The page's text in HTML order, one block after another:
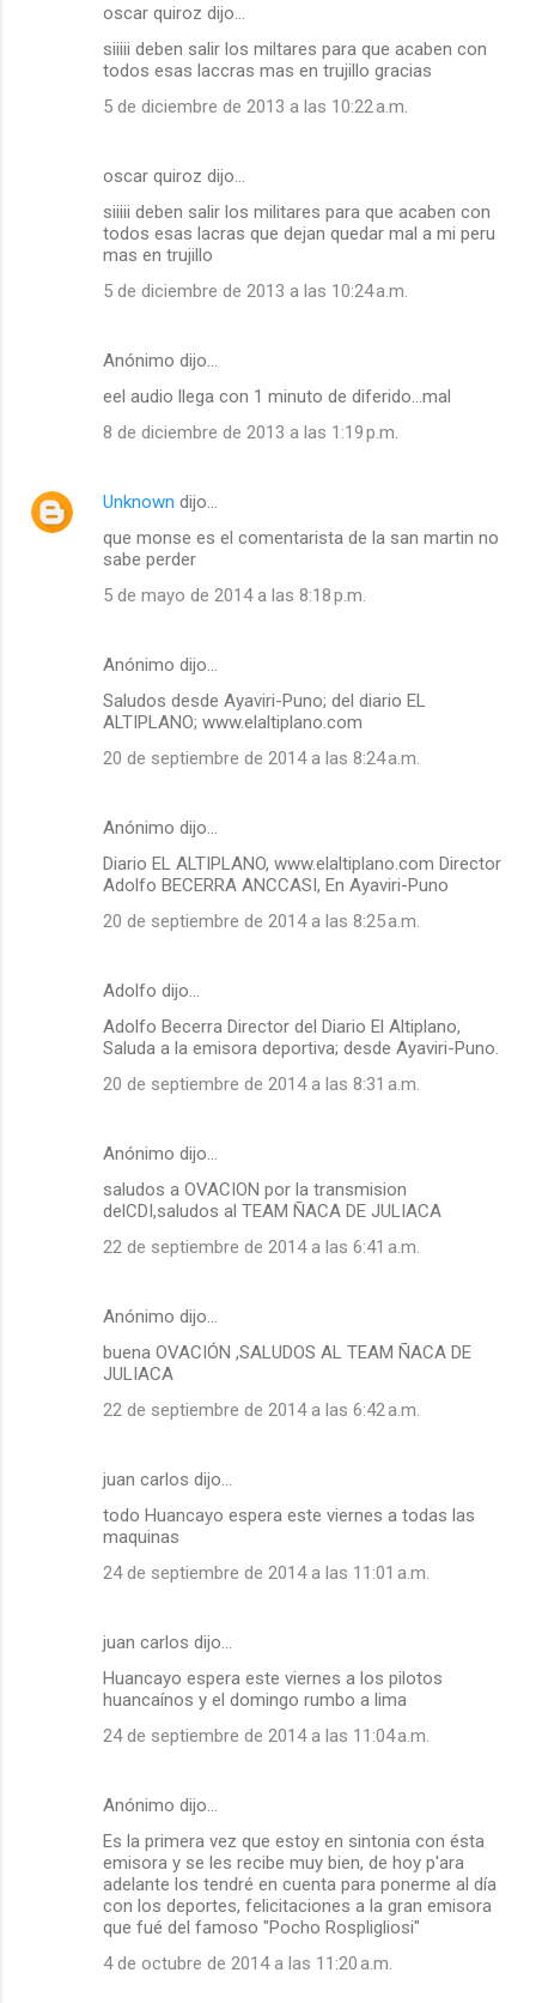
oscar quiroz dijo…
siiiii deben salir los miltares para que acaben con
todos esas laccras mas en trujillo gracias
5 de diciembre de 2013 a las 10:22 a.m.
oscar quiroz dijo…
siiiii deben salir los militares para que acaben con
todos esas lacras que dejan quedar mal a mi peru
mas en trujillo
5 de diciembre de 2013 a las 10:24 a.m.
Anónimo dijo…
eel audio llega con 1 minuto de diferido...mal
8 de diciembre de 2013 a las 1:19 p.m.
Unknown dijo…
que monse es el comentarista de la san martin no
sabe perder
5 de mayo de 2014 a las 8:18 p.m.
Anónimo dijo…
Saludos desde Ayaviri-Puno; del diario EL
ALTIPLANO; www.elaltiplano.com
20 de septiembre de 2014 a las 8:24 a.m.
Anónimo dijo…
Diario EL ALTIPLANO, www.elaltiplano.com Director
Adolfo BECERRA ANCCASI, En Ayaviri-Puno
20 de septiembre de 2014 a las 8:25 a.m.
Adolfo dijo…
Adolfo Becerra Director del Diario El Altiplano,
Saluda a la emisora deportiva; desde Ayaviri-Puno.
20 de septiembre de 2014 a las 8:31 a.m.
Anónimo dijo…
saludos a OVACION por la transmision
delCDI,saludos al TEAM ÑACA DE JULIACA
22 de septiembre de 2014 a las 6:41 a.m.
Anónimo dijo…
buena OVACIÓN ,SALUDOS AL TEAM ÑACA DE
JULIACA
22 de septiembre de 2014 a las 6:42 a.m.
juan carlos dijo…
todo Huancayo espera este viernes a todas las
maquinas
24 de septiembre de 2014 a las 11:01 a.m.
juan carlos dijo…
Huancayo espera este viernes a los pilotos
huancaínos y el domingo rumbo a lima
24 de septiembre de 2014 a las 11:04 a.m.
Anónimo dijo…
Es la primera vez que estoy en sintonia con ésta
emisora y se les recibe muy bien, de hoy p'ara
adelante los tendré en cuenta para ponerme al día
con los deportes, felicitaciones a la gran emisora
que fué del famoso "Pocho Rospligliosi"
4 de octubre de 2014 a las 11:20 a.m.